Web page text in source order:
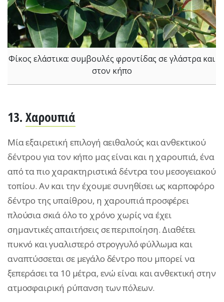
Φίκος ελάστικα: συμβουλές φροντίδας σε γλάστρα και
στον κήπο
13. Χαρουπιά
Μία εξαιρετική επιλογή αειθαλούς και ανθεκτικού
δέντρου για τον κήπο μας είναι και η χαρουπιά, ένα
από τα πιο χαρακτηριστικά δέντρα του μεσογειακού
τοπίου. Αν και την έχουμε συνηθίσει ως καρποφόρο
δέντρο της υπαίθρου, η χαρουπιά προσφέρει
πλούσια σκιά όλο το χρόνο χωρίς να έχει
σημαντικές απαιτήσεις σε περιποίηση. Διαθέτει
πυκνό και γυαλιστερό στρογγυλό φύλλωμα και
αναπτύσσεται σε μεγάλο δέντρο που μπορεί να
ξεπεράσει τα 10 μέτρα, ενώ είναι και ανθεκτική στην
ατμοσφαιρική ρύπανση των πόλεων.